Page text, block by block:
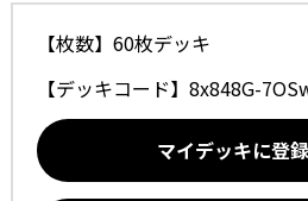
【枚数】60枚デッキ
【デッキコード】 8x848G-
マイデッキに登